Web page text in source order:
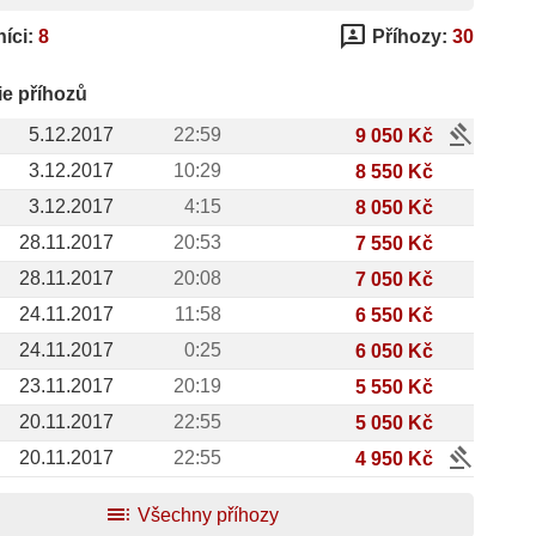
8 3p Příhozy: 30
příhozů
5.12.2017
22:59 9 050 Kč gavel
3.12.2017 10:29
8 550 Kč
3.12.2017
4:15
8 050 Kč
28.11.2017
20:53
7 550 Kč
28.11.2017
20:08
7 050 Kč
24.11.2017
11:58
6 550 Kč
24.11.2017
0:25
6 050 Kč
23.11.2017
20:19
5 550 Kč
20.11.2017
22:55
5 050 Kč
20.11.2017
22:55 4 950 Kč
gavel
toc Všechny příhozy